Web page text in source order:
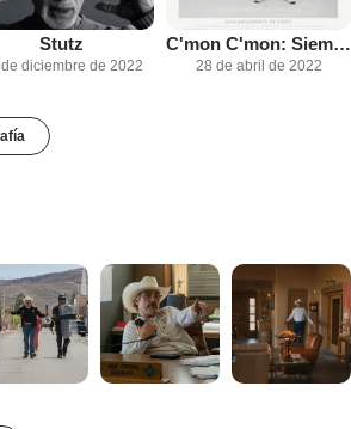
Stutz
diciembre de 2022
C'mon C'mon: Siempre adelante
28 de abril de 2022